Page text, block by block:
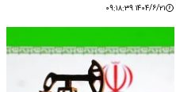
۱۴۰۴/۶/۲۱ ۰۹:۱۸:۳۹